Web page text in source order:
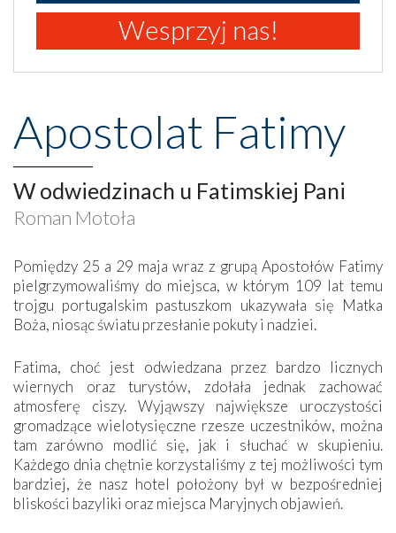
Wesprzyj nas!
Apostolat Fatimy
W odwiedzinach u Fatimskiej Pani
Roman Motoła
Pomiędzy 25 a 29 maja wraz z grupą Apostołów Fatimy
pielgrzymowaliśmy do miejsca, w którym 109 lat temu
trojgu portugalskim pastuszkom ukazywała się Matka
Boża, niosąc światu przesłanie pokuty i nadziei.
Fatima, choć jest odwiedzana przez bardzo licznych
wiernych oraz turystów, zdołała jednak zachować
atmosferę ciszy. Wyjąwszy największe uroczystości
gromadzące wielotysięczne rzesze uczestników, można
tam zarówno modlić się, jak i słuchać w skupieniu.
Każdego dnia chętnie korzystaliśmy z tej możliwości tym
bardziej, że nasz hotel położony był w bezpośredniej
bliskości bazyliki oraz miejsca Maryjnych objawień.